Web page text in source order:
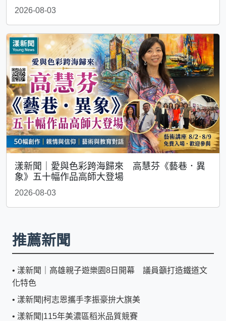
2026-08-03
漾新聞｜愛與色彩跨海歸來 高慧芬《藝巷．異
象》五十幅作品高師大登場
2026-08-03
推薦新聞
• 漾新聞｜高雄親子遊樂園8日開幕 議員籲打造鐵道文
化特色
• 漾新聞|柯志恩攜手李振豪拚大旗美
• 漾新聞|115年美濃區稻米品質競賽